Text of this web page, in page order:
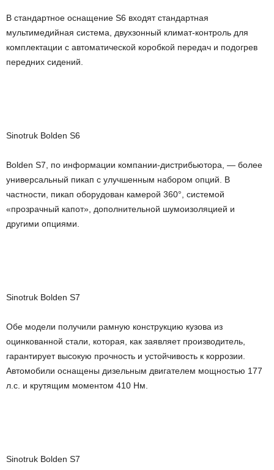
В стандартное оснащение S6 входят стандартная
мультимедийная система, двухзонный климат-контроль для
комплектации с автоматической коробкой передач и подогрев
передних сидений.
Sinotruk Bolden S6
Bolden S7, по информации компании-дистрибьютора, — более
универсальный пикап с улучшенным набором опций. В
частности, пикап оборудован камерой 360°, системой
«прозрачный капот», дополнительной шумоизоляцией и
другими опциями.
Sinotruk Bolden S7
Обе модели получили рамную конструкцию кузова из
оцинкованной стали, которая, как заявляет производитель,
гарантирует высокую прочность и устойчивость к коррозии.
Автомобили оснащены дизельным двигателем мощностью 177
л.с. и крутящим моментом 410 Нм.
Sinotruk Bolden S7